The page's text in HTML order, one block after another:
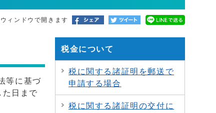
ィンドウで開きます
等に基づ
日まで
税金について
税に関する諸証明を郵送で
申請する場合
税に関する諸証明の交付に